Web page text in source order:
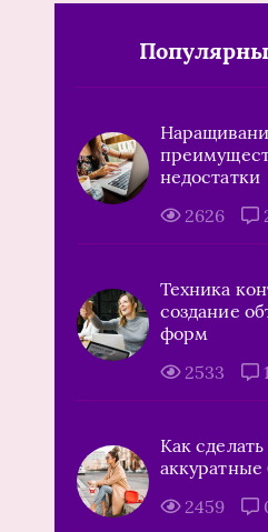
недостатки
2626
Техника
создание
форм
2533
1
Как
аккуратные
2459